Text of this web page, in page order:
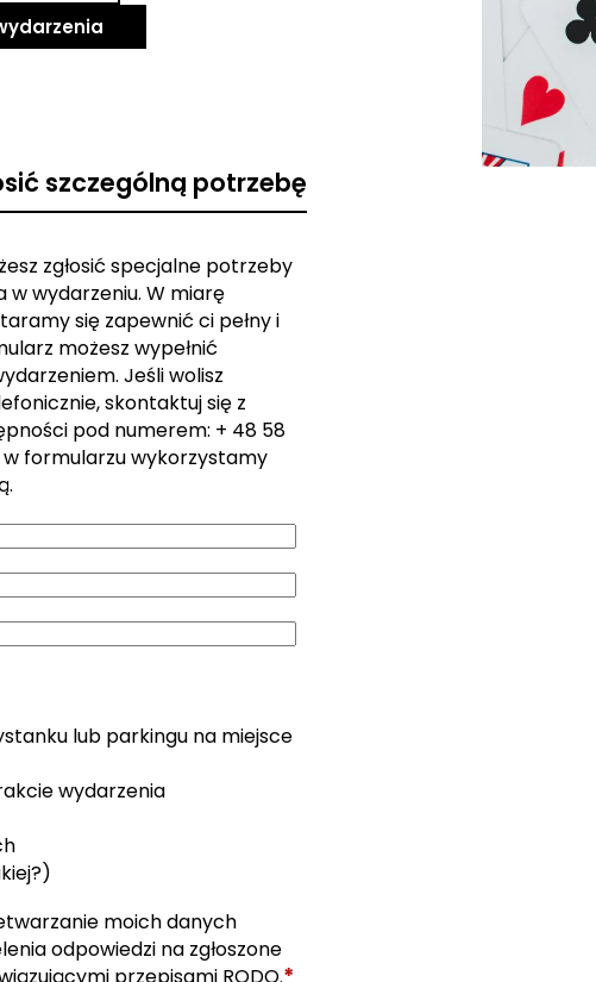
szczególną potrzebę
zgłosić specjalne potrzeby
wydarzeniu. W miarę
się zapewnić ci pełny i
możesz wypełnić
Jeśli wolisz
skontaktuj się z
pod numerem: + 48 58
w formularzu wykorzystamy
lub parkingu na miejsce
wydarzenia
moich danych
odpowiedzi na zgłoszone